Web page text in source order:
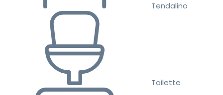
Tendalino
Toilette